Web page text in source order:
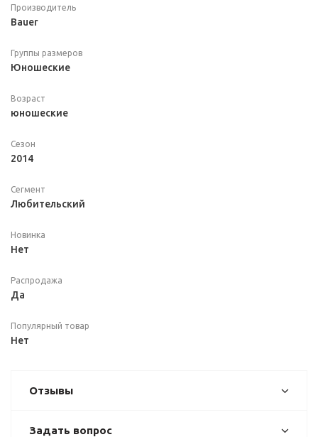
Производитель
Bauer
Группы размеров
Юношеские
Возраст
юношеские
Сезон
2014
Сегмент
Любительский
Новинка
Нет
Распродажа
Да
Популярный товар
Нет
Отзывы
Задать вопрос